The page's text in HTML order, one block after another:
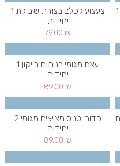
צעצוע לחתול ציפור עם קטניפ 1
צעצוע לכלב בצורת שיבולת 1
יחידות
79.00 ₪
עצם מגומי בניחוח בייקון 1
יחידות
89.00 ₪
כדור יטניס מצייצים מגומי 2
יחידות
89.00 ₪